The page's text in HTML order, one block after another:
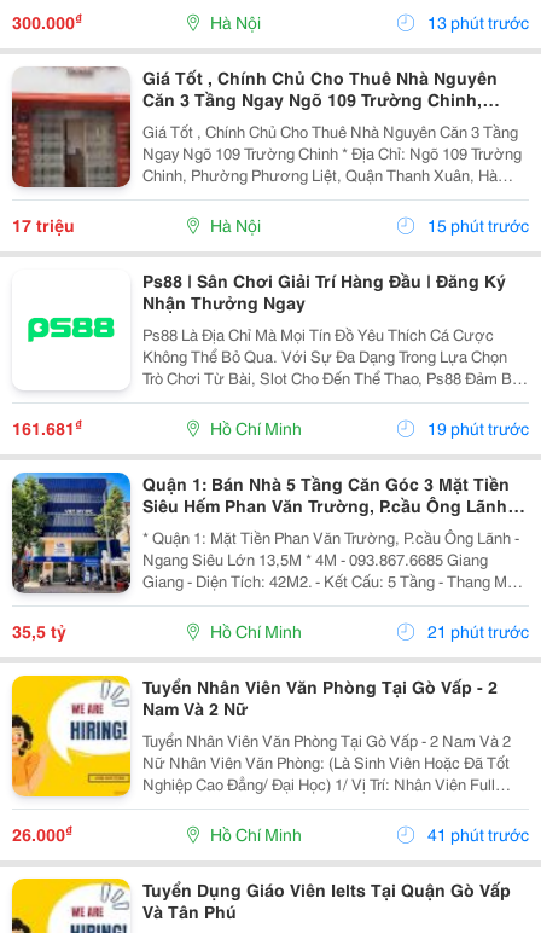
Đang Dần Trở Thành Cái Tên Được Nhiều Người Lựa
Chọn...
300.000₫ Hà Nội 13 phút trước
Giá Tốt , Chính Chủ Cho Thuê Nhà Nguyên
Căn 3 Tầng Ngay Ngõ 109 Trường Chinh,
Thanh Xuân, Hà Nội
Giá Tốt , Chính Chủ Cho Thuê Nhà Nguyên Căn 3 Tầng
Ngay Ngõ 109 Trường Chinh * Địa Chỉ: Ngõ 109 Trường
Chinh, Phường Phương Liệt, Quận Thanh Xuân, Hà
Nội. - Nhà Nằm Tại Vị Trí Đẹp, Đường Ô Tô Tránh,
Thuận Tiện Vừa Ở Vừa Kinh Doanh Hoặc Làm Văn...
17 triệu Hà Nội 15 phút trước
Ps88 | Sân Chơi Giải Trí Hàng Đầu | Đăng Ký
Nhận Thưởng Ngay
Ps88 Là Địa Chỉ Mà Mọi Tín Đồ Yêu Thích Cá Cược
Không Thể Bỏ Qua. Với Sự Đa Dạng Trong Lựa Chọn
Trò Chơi Từ Bài, Slot Cho Đến Thể Thao, Ps88 Đảm Bảo
Mang Đến Những Giây Phút Thư Giãn Đầy Thú Vị Cho
Người Chơi. Chúng Tôi Cam Kết Cung Cấp Dịch Vụ
Chăm...
161.681₫ Hồ Chí Minh 19 phút trước
Quận 1: Bán Nhà 5 Tầng Căn Góc 3 Mặt Tiền
Siêu Hếm Phan Văn Trường, P.cầu Ông Lãnh-
Dt 13M*4M- Chính Chủ Chào Giá Tốt
* Quận 1: Mặt Tiền Phan Văn Trường, P.cầu Ông Lãnh -
Ngang Siêu Lớn 13,5M * 4M - 093.867.6685 Giang
Giang - Diện Tích: 42M2. - Kết Cấu: 5 Tầng - Thang Máy
- Từ Lầu 2 Xây Vươn Ban Công Ra Rộng 4,5M - Các
Tầng Đều Thiết Kế Làm Vp Cty. - Đang Sẵn...
35,5 tỷ Hồ Chí Minh 21 phút trước
Tuyển Nhân Viên Văn Phòng Tại Gò Vấp - 2
Nam Và 2 Nữ
Tuyển Nhân Viên Văn Phòng Tại Gò Vấp - 2 Nam Và 2
Nữ Nhân Viên Văn Phòng: (Là Sinh Viên Hoặc Đã Tốt
Nghiệp Cao Đẳng/ Đại Học) 1/ Vị Trí: Nhân Viên Full
Time (2 Nam 2 Nữ) Ca Làm: 13:00 Đến 21:00 (1 Tháng
Được Nghỉ Phép 1 Ngày, Và Hưởng Các Ngày...
26.000₫ Hồ Chí Minh 41 phút trước
Tuyển Dụng Giáo Viên Ielts Tại Quận Gò Vấp
Và Tân Phú